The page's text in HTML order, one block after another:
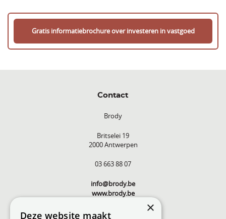
Gratis informatiebrochure over investeren in vastgoed
Contact
Brody
Britselei 19
2000 Antwerpen
03 663 88 07
info@brody.be
www.brody.be
×
Deze website maakt